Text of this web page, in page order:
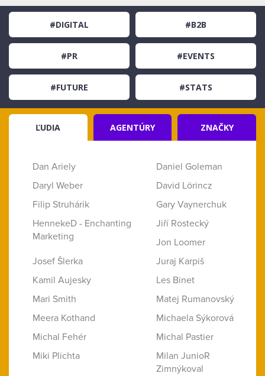
#DIGITAL #B2B
#PR #EVENTS
#FUTURE #STATS
ĽUDIA AGENTÚRY ZNAČKY
Dan Ariely
Daniel Goleman
Daryl Weber
David Lörincz
Filip Struhárik
Gary Vaynerchuk
HennekeD - Enchanting
Marketing
Jiří Rostecký
Jon Loomer
Josef Šlerka
Juraj Karpiš
Kamil Aujesky
Les Binet
Mari Smith
Matej Rumanovský
Meera Kothand
Michaela Sýkorová
Michal Fehér
Michal Pastier
Miki Plichta
Milan JunioR
Zimnýkoval